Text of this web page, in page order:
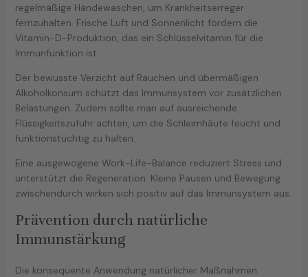
regelmäßige Händewaschen, um Krankheitserreger
fernzuhalten. Frische Luft und Sonnenlicht fördern die
Vitamin-D-Produktion, das ein Schlüsselvitamin für die
Immunfunktion ist.
Der bewusste Verzicht auf Rauchen und übermäßigen
Alkoholkonsum schützt das Immunsystem vor zusätzlichen
Belastungen. Zudem sollte man auf ausreichende
Flüssigkeitszufuhr achten, um die Schleimhäute feucht und
funktionstüchtig zu halten.
Eine ausgewogene Work-Life-Balance reduziert Stress und
unterstützt die Regeneration. Kleine Pausen und Bewegung
zwischendurch wirken sich positiv auf das Immunsystem aus.
Prävention durch natürliche
Immunstärkung
Die konsequente Anwendung natürlicher Maßnahmen